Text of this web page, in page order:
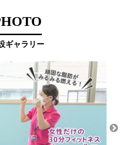
ギャラリー